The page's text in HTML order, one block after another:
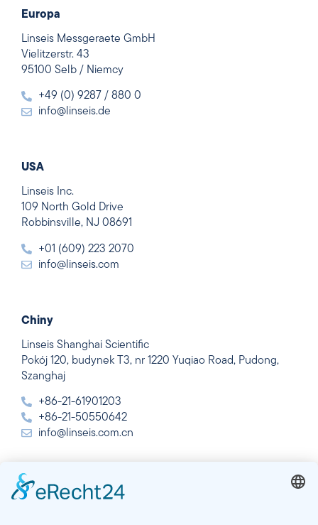
Europa
Linseis Messgeraete GmbH
Vielitzerstr. 43
95100 Selb / Niemcy
+49 (0) 9287 / 880 0
info@linseis.de
USA
Linseis Inc.
109 North Gold Drive
Robbinsville, NJ 08691
+01 (609) 223 2070
info@linseis.com
Chiny
Linseis Shanghai Scientific
Pokój 120, budynek T3, nr 1220 Yuqiao Road, Pudong,
Szanghaj
+86-21-61901203
+86-21-50550642
info@linseis.com.cn
Indie